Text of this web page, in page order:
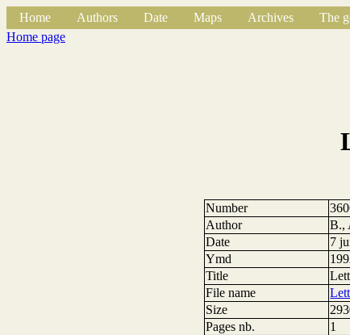
Home Authors Date Maps Archives The
Home page
Number
Author
B.,
Date
7
Ymd
Title
File name
Size
Pages nb.
1